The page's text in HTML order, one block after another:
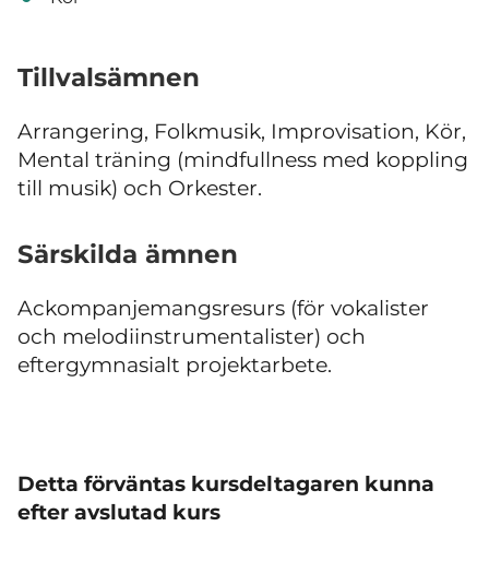
Tillvalsämnen
Arrangering, Folkmusik, Improvisation, Kör,
Mental träning (mindfullness med koppling
till musik) och Orkester.
Särskilda ämnen
Ackompanjemangsresurs (för vokalister
och melodiinstrumentalister) och
eftergymnasialt projektarbete.
Detta förväntas kursdeltagaren kunna
efter avslutad kurs